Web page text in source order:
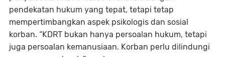
pendekatan hukum yang tepat, tetapi tetap
mempertimbangkan aspek psikologis dan sosial
korban. “KDRT bukan hanya persoalan hukum, tetapi
juga persoalan kemanusiaan. Korban perlu dilindungi